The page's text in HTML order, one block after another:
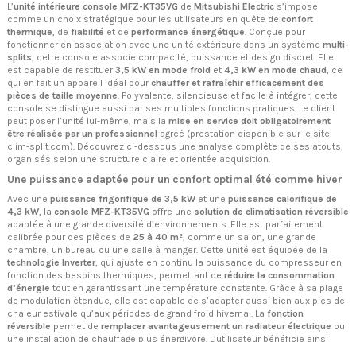
L’unité intérieure console MFZ-KT35VG de Mitsubishi Electric s’impose
comme un choix stratégique pour les utilisateurs en quête de confort
thermique, de fiabilité et de performance énergétique. Conçue pour
fonctionner en association avec une unité extérieure dans un système multi-
splits, cette console associe compacité, puissance et design discret. Elle
est capable de restituer 3,5 kW en mode froid et 4,3 kW en mode chaud, ce
qui en fait un appareil idéal pour chauffer et rafraîchir efficacement des
pièces de taille moyenne. Polyvalente, silencieuse et facile à intégrer, cette
console se distingue aussi par ses multiples fonctions pratiques. Le client
peut poser l’unité lui-même, mais la mise en service doit obligatoirement
être réalisée par un professionnel agréé (prestation disponible sur le site
clim-split.com). Découvrez ci-dessous une analyse complète de ses atouts,
organisés selon une structure claire et orientée acquisition.
Une puissance adaptée pour un confort optimal été comme hiver
Avec une puissance frigorifique de 3,5 kW et une puissance calorifique de
4,3 kW, la console MFZ-KT35VG offre une solution de climatisation réversible
adaptée à une grande diversité d’environnements. Elle est parfaitement
calibrée pour des pièces de 25 à 40 m², comme un salon, une grande
chambre, un bureau ou une salle à manger. Cette unité est équipée de la
technologie Inverter, qui ajuste en continu la puissance du compresseur en
fonction des besoins thermiques, permettant de réduire la consommation
d’énergie tout en garantissant une température constante. Grâce à sa plage
de modulation étendue, elle est capable de s’adapter aussi bien aux pics de
chaleur estivale qu’aux périodes de grand froid hivernal. La fonction
réversible permet de remplacer avantageusement un radiateur électrique ou
une installation de chauffage plus énergivore. L’utilisateur bénéficie ainsi